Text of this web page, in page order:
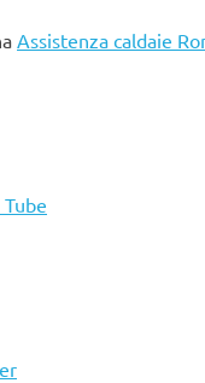
Assistenza caldaie
Tube